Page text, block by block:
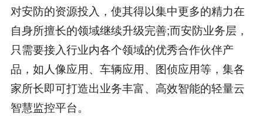
对安防的资源投入，使其得以集中更多的精力在
自身所擅长的领域继续升级完善;而安防业务层，
只需要接入行业内各个领域的优秀合作伙伴产
品，如人像应用、车辆应用、图侦应用等，集各
家所长即可打造出业务丰富、高效智能的轻量云
智慧监控平台。